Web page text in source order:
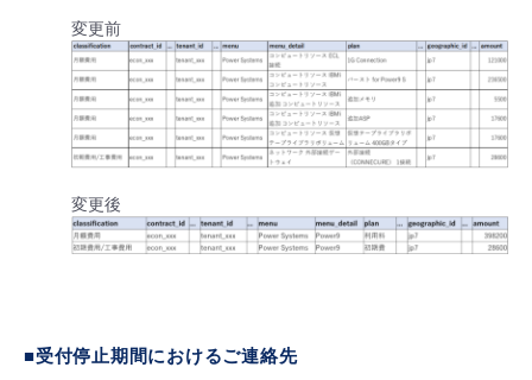
変更前
変更後
■受付停止期間におけるご連絡先